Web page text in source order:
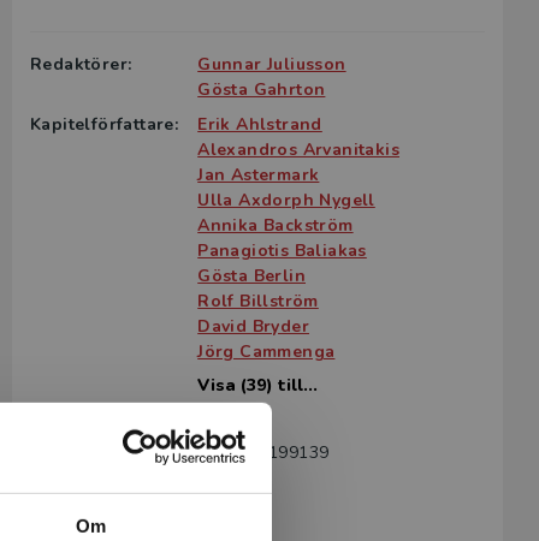
Om
boken
för din
kontakta
gäller
Redaktörer:
Gunnar Juliusson
Gösta Gahrton
Kapitelförfattare:
Erik Ahlstrand
Alexandros Arvanitakis
Jan Astermark
Ulla Axdorph Nygell
Annika Backström
Panagiotis Baliakas
Gösta Berlin
Rolf Billström
David Bryder
Jörg Cammenga
Visa (39) till...
9789144199139
Utgivningsår:
2012
Revisionsår: